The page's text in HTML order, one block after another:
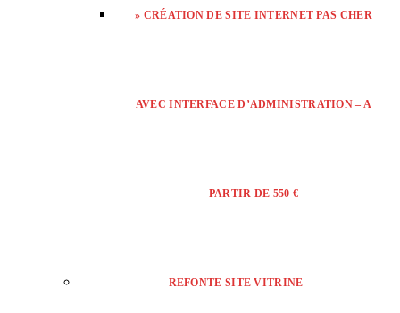
» CRÉATION DE SITE INTERNET PAS CHER
AVEC INTERFACE D’ADMINISTRATION – A
PARTIR DE 550 €
REFONTE SITE VITRINE